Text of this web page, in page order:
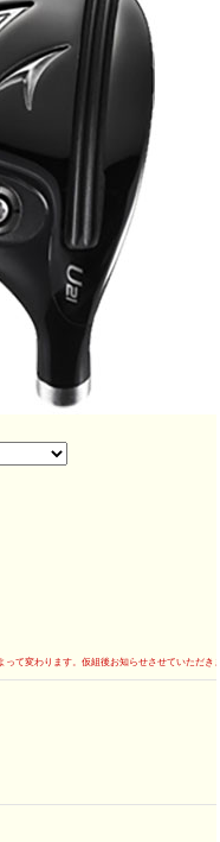
て変わります。仮組後お知らせさせていただき